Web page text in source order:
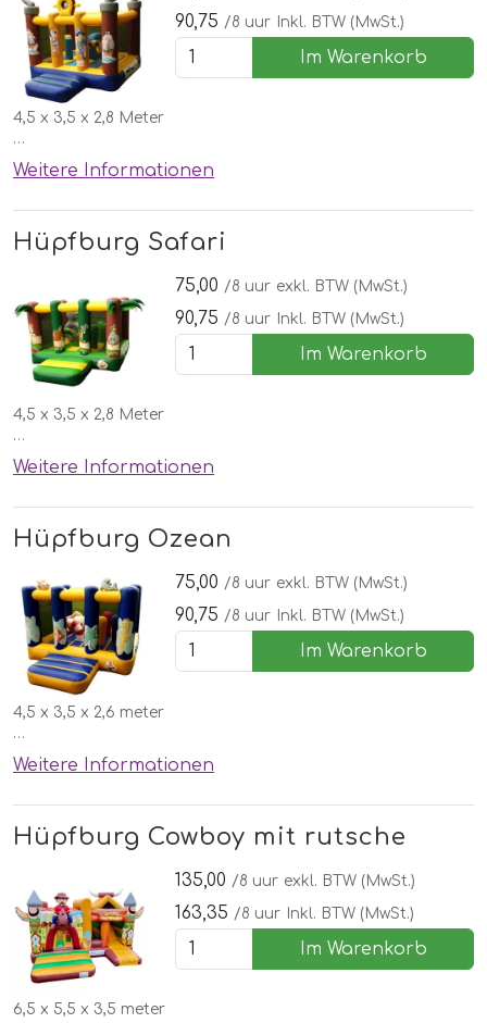
90,75 /8 uur Inkl. BTW (MwSt.)
Im Warenkorb
4,5 x 3,5 x 2,8 Meter
✅Kostenlose lieferung, aufbau und abbau in Nordhorn
🌞 Inklusive schönen Wettergarantie
Weitere Informationen
Hüpfburg Safari
75,00 /8 uur exkl. BTW (MwSt.)
90,75 /8 uur Inkl. BTW (MwSt.)
Im Warenkorb
4,5 x 3,5 x 2,8 Meter
✅Kostenlose lieferung, aufbau und abbau in Nordhorn
🌞 Inklusive schönen Wettergarantie
Weitere Informationen
Hüpfburg Ozean
75,00 /8 uur exkl. BTW (MwSt.)
90,75 /8 uur Inkl. BTW (MwSt.)
Im Warenkorb
4,5 x 3,5 x 2,6 meter
✅Kostenlose lieferung, aufbau und abbau in Nordhorn
🌞 Inklusive schönen Wettergarantie
Weitere Informationen
Hüpfburg Cowboy mit rutsche
135,00 /8 uur exkl. BTW (MwSt.)
163,35 /8 uur Inkl. BTW (MwSt.)
Im Warenkorb
6,5 x 5,5 x 3,5 meter